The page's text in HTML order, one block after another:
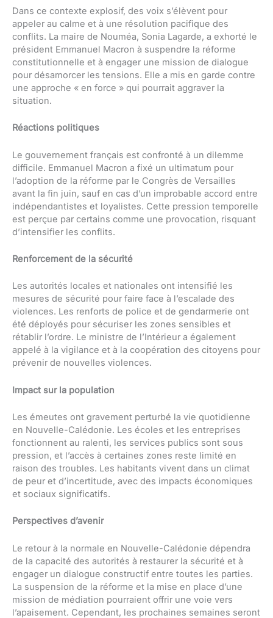
Dans ce contexte explosif, des voix s’élèvent pour
appeler au calme et à une résolution pacifique des
conflits. La maire de Nouméa, Sonia Lagarde, a exhorté le
président Emmanuel Macron à suspendre la réforme
constitutionnelle et à engager une mission de dialogue
pour désamorcer les tensions. Elle a mis en garde contre
une approche « en force » qui pourrait aggraver la
situation.
Réactions politiques
Le gouvernement français est confronté à un dilemme
difficile. Emmanuel Macron a fixé un ultimatum pour
l’adoption de la réforme par le Congrès de Versailles
avant la fin juin, sauf en cas d’un improbable accord entre
indépendantistes et loyalistes. Cette pression temporelle
est perçue par certains comme une provocation, risquant
d’intensifier les conflits.
Renforcement de la sécurité
Les autorités locales et nationales ont intensifié les
mesures de sécurité pour faire face à l’escalade des
violences. Les renforts de police et de gendarmerie ont
été déployés pour sécuriser les zones sensibles et
rétablir l’ordre. Le ministre de l’Intérieur a également
appelé à la vigilance et à la coopération des citoyens pour
prévenir de nouvelles violences.
Impact sur la population
Les émeutes ont gravement perturbé la vie quotidienne
en Nouvelle-Calédonie. Les écoles et les entreprises
fonctionnent au ralenti, les services publics sont sous
pression, et l’accès à certaines zones reste limité en
raison des troubles. Les habitants vivent dans un climat
de peur et d’incertitude, avec des impacts économiques
et sociaux significatifs.
Perspectives d’avenir
Le retour à la normale en Nouvelle-Calédonie dépendra
de la capacité des autorités à restaurer la sécurité et à
engager un dialogue constructif entre toutes les parties.
La suspension de la réforme et la mise en place d’une
mission de médiation pourraient offrir une voie vers
l’apaisement. Cependant, les prochaines semaines seront